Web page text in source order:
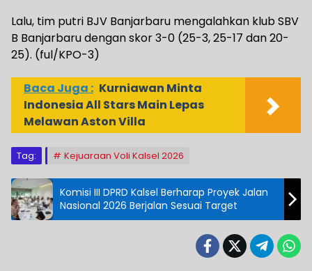
Lalu, tim putri BJV Banjarbaru mengalahkan klub SBV
B Banjarbaru dengan skor 3-0 (25-3, 25-17 dan 20-
25). (ful/KPO-3)
Baca Juga : Kurniawan Minta
Indonesia All Stars Main Lepas
Melawan Aston Villa
Tag: Kejuaraan Voli Kalsel 2026
Komisi III DPRD Kalsel Berharap Proyek Jalan
Nasional 2026 Berjalan Sesuai Target